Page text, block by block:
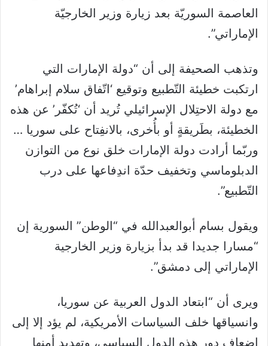
العاصمة السوريّة بعد زيارة وزير الخارجيّة
الإماراتي”.
وتذهب الصحيفة إلى أن “دولة الإمارات التي
ارتكبت خطيئة التّطبيع وتوقيع ‘اتّفاق سلام إبراهام’
مع دولة الاحتِلال الإسرائيلي تُريد أن ‘تُكفّر’ عن هذه
الخطيئة، بطَريقةٍ أو بأُخرى، بالانفِتاح على سوريا …
وربّما أرادت دولة الإمارات خلق نوع من التوازن
الدبلوماسي وتخفيف حدّة اندِفاعها على درب
التّطبيع”.
ويقول بسام أبوالعبدالله في “الوطن” السورية إن
“مسارا جديدا قد بدأ بزيارة وزير الخارجية
الإماراتي إلى دمشق”.
ويرى أن “ابتعاد الدول العربية عن سوريا،
وانسياقها خلف السياسات الأمريكية، لم يؤد إلا إلى
إضعاف دور هذه الدول السياسي، وتهديد أمنها